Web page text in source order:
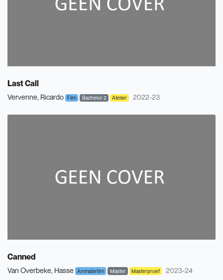
Last Call
Vervenne, Ricardo Film Bachelor 2 Atelier 2022-23
Canned
Van Overbeke, Hasse Animatiefilm Master Masterproef 2023-24